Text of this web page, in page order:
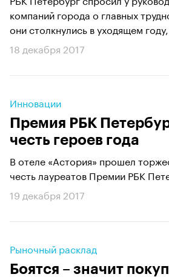
компаний города о главных
они столкнулись в уходящем
18 декабря 2017
Инновации
Премия РБК
честь героев года
В отеле «Астория» прошел
честь лауреатов Премии РБК
19 декабря 2017
Рыночный расклад
Боятся – значит